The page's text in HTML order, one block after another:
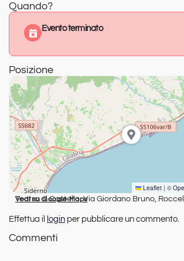
Quando?
Evento terminato
Posizione
Leaflet | ©
Teatro al Castello, Via Giordano Bruno,
Vedi su Google Maps
Effettua il login per pubblicare un commento.
Commenti